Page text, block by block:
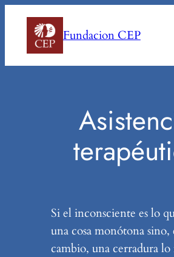
contenido
Fundacion CEP
Si el inconsciente es lo
una cosa monótona sino,
cambio, una cerradura lo